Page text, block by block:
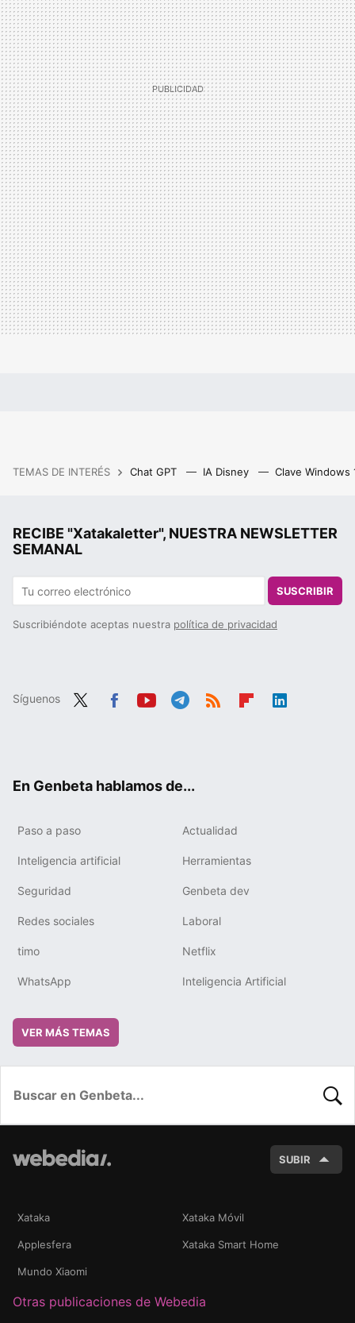
TEMAS DE INTERÉS Chat GPT IA Disney Clave Windows
RECIBE "Xatakaletter", NUESTRA NEWSLETTER
SEMANAL
SUSCRIBIR
Suscribiéndote aceptas nuestra política de privacidad
Síguenos
En Genbeta hablamos de...
Paso a paso Actualidad
Inteligencia artificial Herramientas
Seguridad Genbeta dev
Redes sociales Laboral
timo Netflix
WhatsApp Inteligencia Artificial
VER MÁS TEMAS
SUBIR
Xataka Xataka Móvil
Applesfera Xataka Smart Home
Mundo Xiaomi
Otras publicaciones de Webedia